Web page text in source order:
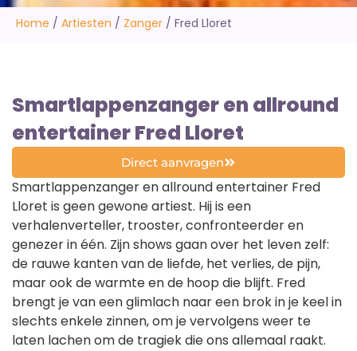
Home / Artiesten / Zanger / Fred Lloret
Smartlappenzanger en allround
entertainer Fred Lloret
Direct aanvragen
Smartlappenzanger en allround entertainer Fred
Lloret is geen gewone artiest. Hij is een
verhalenverteller, trooster, confronteerder en
genezer in één. Zijn shows gaan over het leven zelf:
de rauwe kanten van de liefde, het verlies, de pijn,
maar ook de warmte en de hoop die blijft. Fred
brengt je van een glimlach naar een brok in je keel in
slechts enkele zinnen, om je vervolgens weer te
laten lachen om de tragiek die ons allemaal raakt.